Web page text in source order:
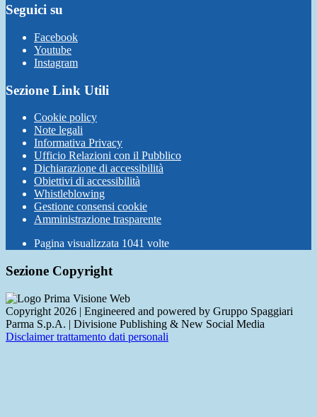
Seguici su
Facebook
Youtube
Instagram
Sezione Link Utili
Cookie policy
Note legali
Informativa Privacy
Ufficio Relazioni con il Pubblico
Dichiarazione di accessibilità
Obiettivi di accessibilità
Whistleblowing
Gestione consensi cookie
Amministrazione trasparente
Pagina visualizzata 1041 volte
Sezione Copyright
Copyright 2026 | Engineered and powered by Gruppo Spaggiari
Parma S.p.A. | Divisione Publishing & New Social Media
Disclaimer trattamento dati personali